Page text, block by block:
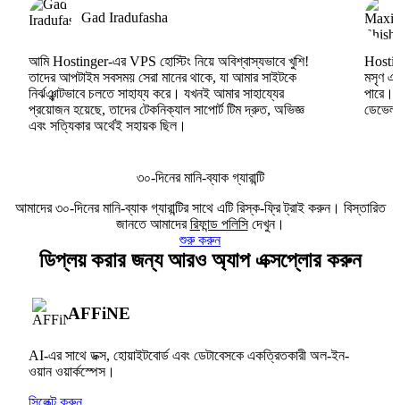
Gad Iradufasha
আমি Hostinger-এর VPS হোস্টিং নিয়ে অবিশ্বাস্যভাবে খুশি!
তাদের আপটাইম সবসময় সেরা মানের থাকে, যা আমার সাইটকে
নির্ঝঞ্ঝাটভাবে চলতে সাহায্য করে। যখনই আমার সাহায্যের
প্রয়োজন হয়েছে, তাদের টেকনিক্যাল সাপোর্ট টিম দ্রুত, অভিজ্ঞ
এবং সত্যিকার অর্থেই সহায়ক ছিল।
মসৃণ
৩০-দিনের মানি-ব্যাক গ্যারান্টি
আমাদের ৩০-দিনের মানি-ব্যাক গ্যারান্টির সাথে এটি রিস্ক-ফ্রি ট্রাই করুন। বিস্তারিত
জানতে আমাদেররিফান্ড পলিসিদেখুন।
শুরু করুন
ডিপ্লয় করার জন্য আরও অ্যাপ এক্সপ্লোর করুন
AFFiNE
AI-এর সাথে ডক্স, হোয়াইটবোর্ড এবং ডেটাবেসকে একত্রিতকারী অল-ইন-
ওয়ান ওয়ার্কস্পেস।
সিলেক্ট করুন